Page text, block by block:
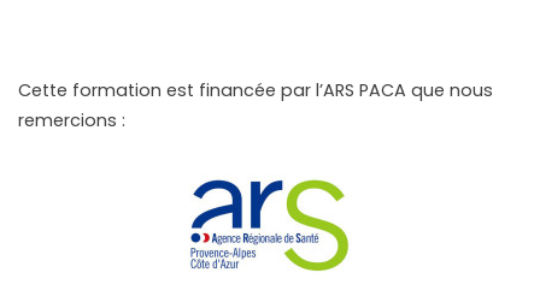
Cette formation est financée par l’ARS PACA que nous
remercions :